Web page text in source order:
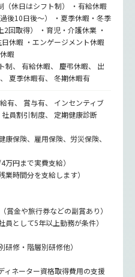
（休日はシフト制） ・有給休暇
過後10日後～） ・夏季休暇・冬季
2回取得） ・育児・介護休業 ・
休暇 ・エンゲージメント休暇
暇
制、 有給休暇、 慶弔休暇、 出
夏季休暇有、 冬期休暇有
有、 賞与有、 インセンティブ
員割引制度、 定期健康診断
康保険、雇用保険、労災保険、
万円まで実費支給）
業時間分を支給します）
賞金や旅行券などの副賞あり）
員として5年以上勤務が条件）
研修・階層別研修他）
ィネーター資格取得費用の支援